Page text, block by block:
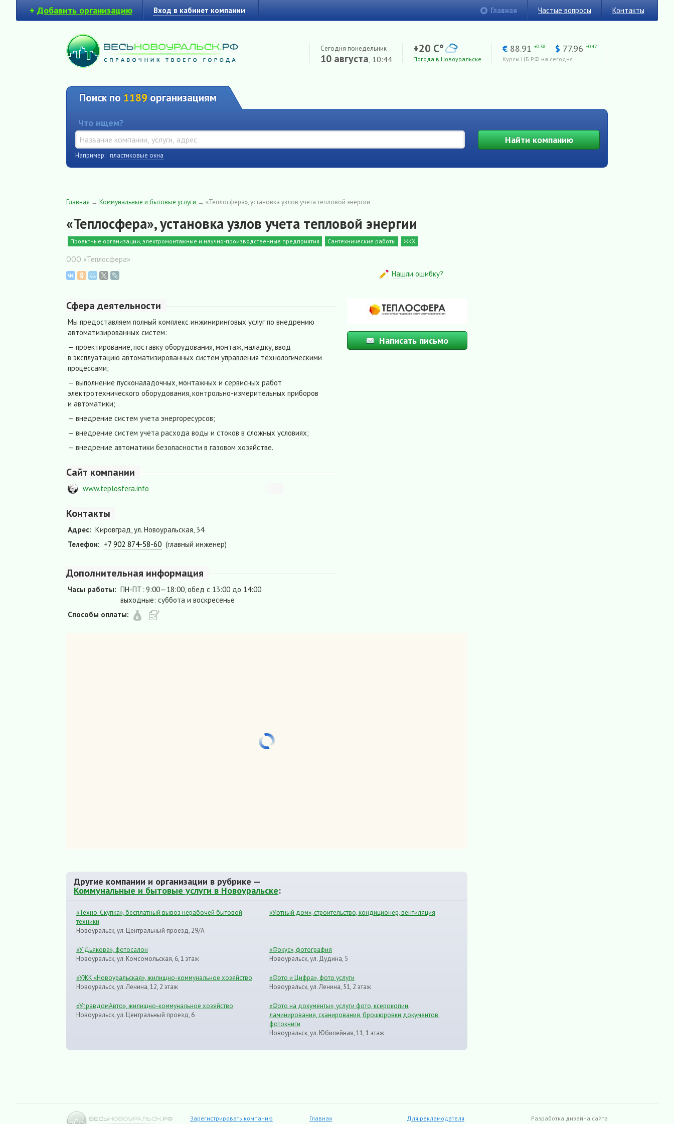
+ Добавить организацию Вход в кабинет компании Главная Частые вопросы Контакты
Сегодня понедельник
10 августа, 10:44
+20 C°
Погода в Новоуральске
€ 88.91 +0.38 $ 77.96 +0.47
Курсы ЦБ РФ на сегодня
Поиск по 1189 организациям
Что ищем?
Найтикомпанию
Например: пластиковые окна
Главная → Коммунальные и бытовые услуги → «Теплосфера», установка узлов учета тепловой энергии
«Теплосфера», установка узлов учета тепловой энергии
Проектные организации, электромонтажные и научно-производственные предприятия Сантехнические работы ЖКХ
ООО «Теплосфера»
Нашли ошибку?
Сфера деятельности
Мы предоставляем полный комплекс инжиниринговых услуг по внедрению
автоматизированных систем:
— проектирование, поставку оборудования, монтаж, наладку, ввод
в эксплуатацию автоматизированных систем управления технологическими
процессами;
— выполнение пусконаладочных, монтажных и сервисных работ
электротехнического оборудования, контрольно-измерительных приборов
и автоматики;
— внедрение систем учета энергоресурсов;
— внедрение систем учета расхода воды и стоков в сложных условиях;
— внедрение автоматики безопасности в газовом хозяйстве.
Сайт компании
www.teplosfera.info
Контакты
Адрес: Кировград, ул. Новоуральская, 34
Телефон: +7 902 874-58-60 (главный инженер)
Дополнительная информация
Часы работы: ПН-ПТ: 9:00—18:00, обед с 13:00 до 14:00
выходные: суббота и воскресенье
Способы оплаты:
Написать письмо
Другие компании и организации в рубрике —
Коммунальные и бытовые услуги в Новоуральске:
«Техно-Скупка», бесплатный вывоз нерабочей бытовой
техники
Новоуральск, ул. Центральный проезд, 29/А
«Уютный дом», строительство, кондиционер, вентиляция
«У Дьякова», фотосалон
Новоуральск, ул. Комсомольская, 6, 1 этаж
«Фокус», фотография
Новоуральск, ул. Дудина, 5
«УЖК «Новоуральская», жилищно-коммунальное хозяйство
Новоуральск, ул. Ленина, 12, 2 этаж
«Фото и Цифра», фото услуги
Новоуральск, ул. Ленина, 51, 2 этаж
«УправдомАвто», жилищно-коммунальное хозяйство
Новоуральск, ул. Центральный проезд, 6
«Фото на документы», услуги фото, ксерокопии,
ламинирования, сканирования, брошюровки документов,
фотокниги
Новоуральск, ул. Юбилейная, 11, 1 этаж
Зарегистрировать компанию
Главная
Для рекламодателя
Разработка дизайна сайта